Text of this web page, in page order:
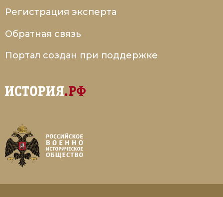
Регистрация эксперта
Обратная связь
Портал создан при поддержке